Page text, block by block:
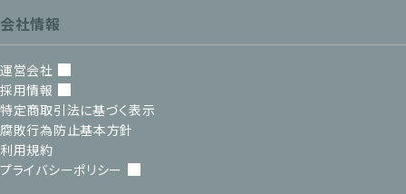
会社情報
運営会社
採用情報
特定商取引法に基づく表示
腐敗行為防止基本方針
利用規約
プライバシーポリシー